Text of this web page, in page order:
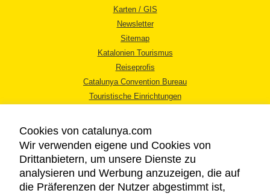
Karten / GIS
Newsletter
Sitemap
Katalonien Tourismus
Reiseprofis
Catalunya Convention Bureau
Touristische Einrichtungen
Cookies von catalunya.com
Wir verwenden eigene und Cookies von
Drittanbietern, um unsere Dienste zu
analysieren und Werbung anzuzeigen, die auf
die Präferenzen der Nutzer abgestimmt ist,